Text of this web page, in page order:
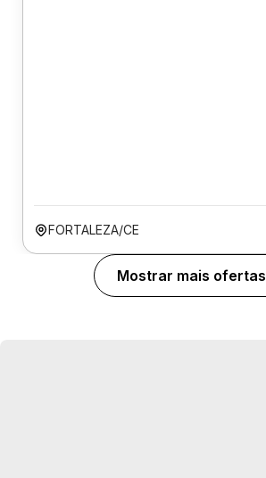
FORTALEZA/CE
Mostrar mais ofertas